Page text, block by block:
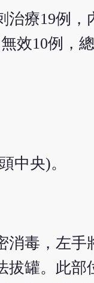
療19例
效10例，
中央)。
毒，左
罐。此